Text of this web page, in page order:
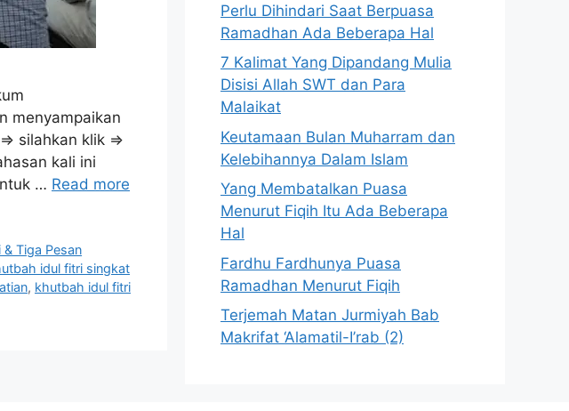
menyampaikan
⇒ silahkan klik ⇒
kali ini
… Read more
Tiga Pesan
idul fitri singkat
, khutbah idul fitri
Perlu Dihindari Saat Berpuasa
Ramadhan Ada Beberapa Hal
7 Kalimat Yang Dipandang Mulia
Disisi Allah SWT dan Para
Malaikat
Keutamaan Bulan Muharram dan
Kelebihannya Dalam Islam
Yang Membatalkan Puasa
Menurut Fiqih Itu Ada Beberapa
Hal
Fardhu Fardhunya Puasa
Ramadhan Menurut Fiqih
Terjemah Matan Jurmiyah Bab
Makrifat ‘Alamatil-I’rab (2)